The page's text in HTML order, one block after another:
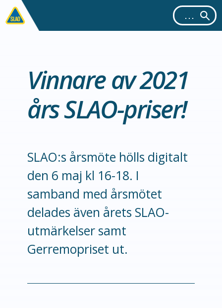
Vinnare av 2021
års SLAO-priser!
SLAO:s årsmöte hölls digitalt
den 6 maj kl 16-18. I
samband med årsmötet
delades även årets SLAO-
utmärkelser samt
Gerremopriset ut.